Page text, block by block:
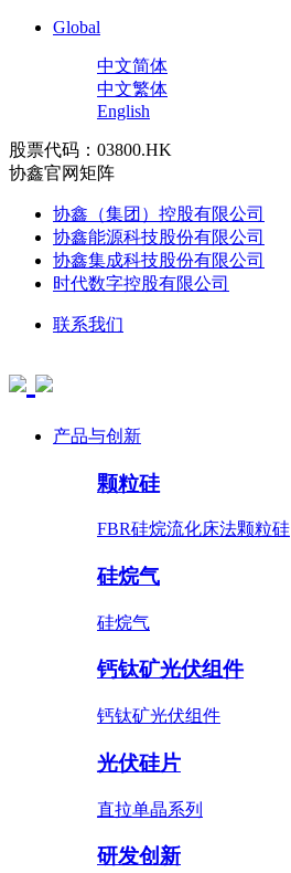
Global
中文简体
中文繁体
English
股票代码：03800.HK
协鑫官网矩阵
协鑫（集团）控股有限公司
协鑫能源科技股份有限公司
协鑫集成科技股份有限公司
时代数字控股有限公司
联系我们
产品与创新
颗粒硅
FBR硅烷流化床法颗粒硅
硅烷气
硅烷气
钙钛矿光伏组件
钙钛矿光伏组件
光伏硅片
直拉单晶系列
研发创新